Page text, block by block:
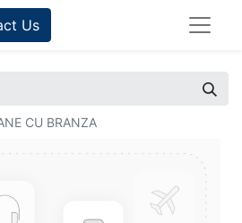
Us
CU BRANZA